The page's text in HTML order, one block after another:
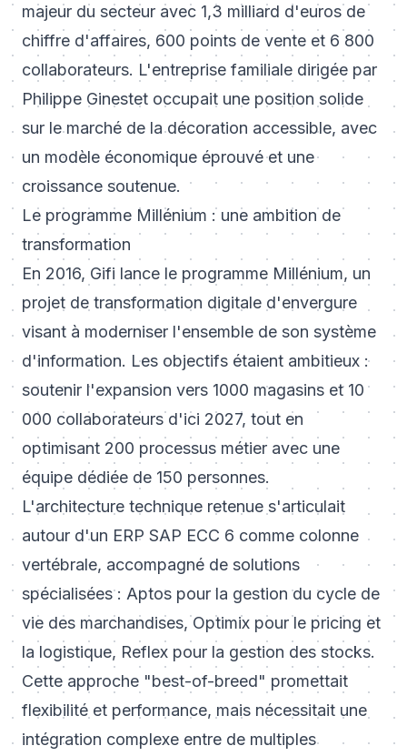
majeur du secteur avec 1,3 milliard d'euros de
chiffre d'affaires, 600 points de vente et 6 800
collaborateurs. L'entreprise familiale dirigée par
Philippe Ginestet occupait une position solide
sur le marché de la décoration accessible, avec
un modèle économique éprouvé et une
croissance soutenue.
Le programme Millénium : une ambition de
transformation
En 2016, Gifi lance le programme Millénium, un
projet de transformation digitale d'envergure
visant à moderniser l'ensemble de son système
d'information. Les objectifs étaient ambitieux :
soutenir l'expansion vers 1000 magasins et 10
000 collaborateurs d'ici 2027, tout en
optimisant 200 processus métier avec une
équipe dédiée de 150 personnes.
L'architecture technique retenue s'articulait
autour d'un ERP SAP ECC 6 comme colonne
vertébrale, accompagné de solutions
spécialisées : Aptos pour la gestion du cycle de
vie des marchandises, Optimix pour le pricing et
la logistique, Reflex pour la gestion des stocks.
Cette approche "best-of-breed" promettait
flexibilité et performance, mais nécessitait une
intégration complexe entre de multiples